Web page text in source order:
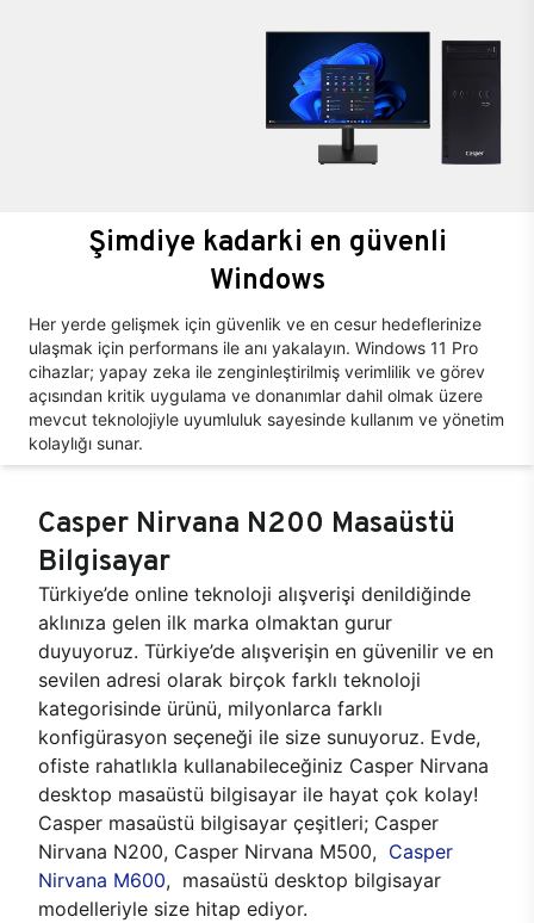
Şimdiye kadarki en güvenli
Windows
Her yerde gelişmek için güvenlik ve en cesur hedeflerinize
ulaşmak için performans ile anı yakalayın. Windows 11 Pro
cihazlar; yapay zeka ile zenginleştirilmiş verimlilik ve görev
açısından kritik uygulama ve donanımlar dahil olmak üzere
mevcut teknolojiyle uyumluluk sayesinde kullanım ve yönetim
kolaylığı sunar.
Casper Nirvana N200 Masaüstü
Bilgisayar
Türkiye’de online teknoloji alışverişi denildiğinde
aklınıza gelen ilk marka olmaktan gurur
duyuyoruz. Türkiye’de alışverişin en güvenilir ve en
sevilen adresi olarak birçok farklı teknoloji
kategorisinde ürünü, milyonlarca farklı
konfigürasyon seçeneği ile size sunuyoruz. Evde,
ofiste rahatlıkla kullanabileceğiniz Casper Nirvana
desktop masaüstü bilgisayar ile hayat çok kolay!
Casper masaüstü bilgisayar çeşitleri; Casper
Nirvana N200, Casper Nirvana M500, Casper
Nirvana M600, masaüstü desktop bilgisayar
modelleriyle size hitap ediyor.